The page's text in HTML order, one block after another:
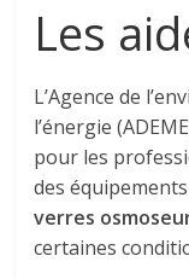
Les
L’Agence de
l’énergie
pour les
des
verres
certaines